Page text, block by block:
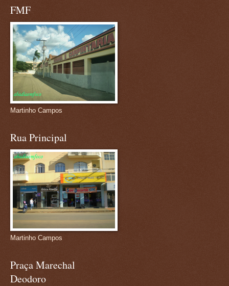
FMF
Martinho Campos
Rua Principal
Martinho Campos
Praça Marechal
Deodoro